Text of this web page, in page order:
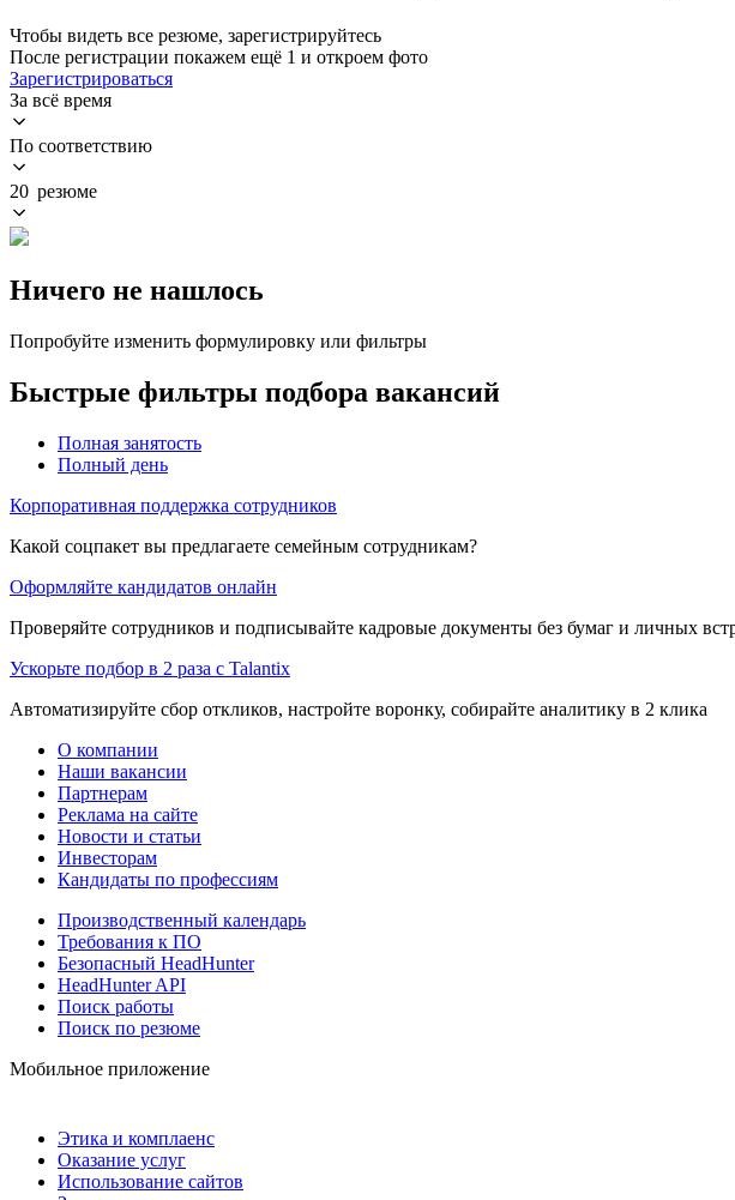
Чтобы видеть все резюме, зарегистрируйтесь
После регистрации покажем ещё 1 и откроем фото
Зарегистрироваться
За всё время
По соответствию
20 резюме
Ничего не нашлось
Попробуйте изменить формулировку или фильтры
Быстрые фильтры подбора вакансий
Полная занятость
Полный день
Корпоративная поддержка сотрудников
Какой соцпакет вы предлагаете семейным сотрудникам?
Оформляйте кандидатов онлайн
Проверяйте сотрудников и подписывайте кадровые документы без бумаг и личных
Ускорьте подбор в 2 раза с Talantix
Автоматизируйте сбор откликов, настройте воронку, собирайте аналитику в 2 клика
О компании
Наши вакансии
Партнерам
Реклама на сайте
Новости и статьи
Инвесторам
Кандидаты по профессиям
Производственный календарь
Требования к ПО
Безопасный HeadHunter
HeadHunter API
Поиск работы
Поиск по резюме
Мобильное приложение
Этика и комплаенс
Оказание услуг
Использование сайтов